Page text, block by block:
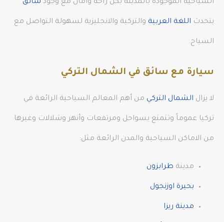
السياحية الموجودة بالمدينة بكل راحة وامان مع وجود سائق
يتحدث اللغة العربية والتركية والانجليزية لسهولة التواصل مع
السياح.
سيارة مع سائق في الشمال التركي
لا يزال الشمال التركي من أهم المعالم السياحية الرائعة في
تركيا عموماً وتتمتع بسواحل ومرتفعات وأنهر وشلالات وغيرها
من الاماكن السياحية والمدن الرائعة مثل:
مدينة طرابزون
بحيرة اوزنجول
مدينة ريزا